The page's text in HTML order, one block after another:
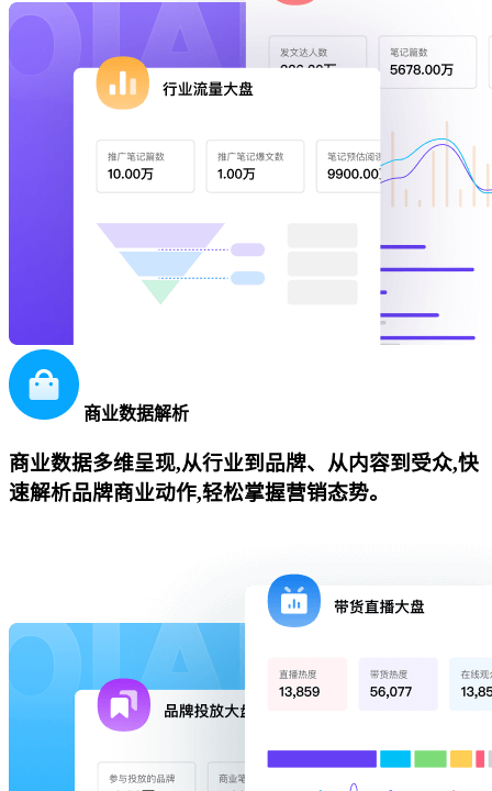
商业数据解析
商业数据多维呈现,从行业到品牌、从内容到受众,快
速解析品牌商业动作,轻松掌握营销态势。